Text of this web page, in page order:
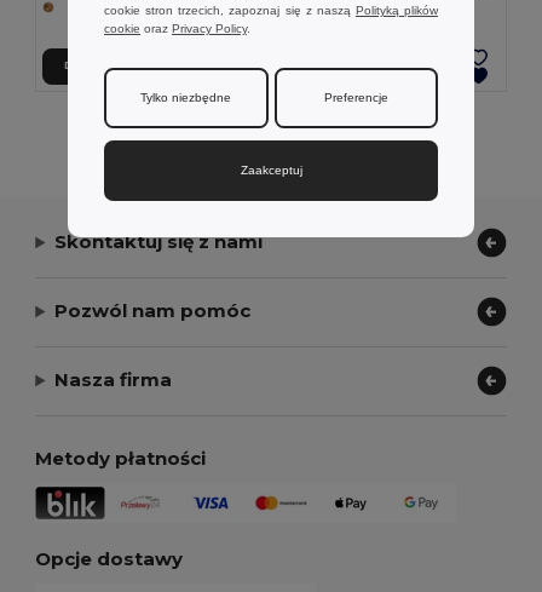
Dodaj Do Koszyka Dodaj Do Koszyka
Wyświetlanie Wszystkich Produktów.
Skontaktuj się z nami
Pozwól nam pomóc
Nasza firma
Metody płatności
Opcje dostawy
cookie stron trzecich, zapoznaj się z naszą Polityką plików
cookie oraz Privacy Policy.
Tylko niezbędne Preferencje
Zaakceptuj